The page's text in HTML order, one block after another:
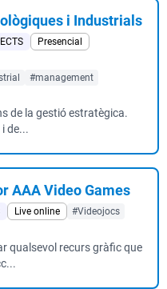
i Industrials
Presencial
#management
de la gestió estratègica.
de...
AAA Video Games
Live online #Videojocs
qualsevol recurs gràfic que